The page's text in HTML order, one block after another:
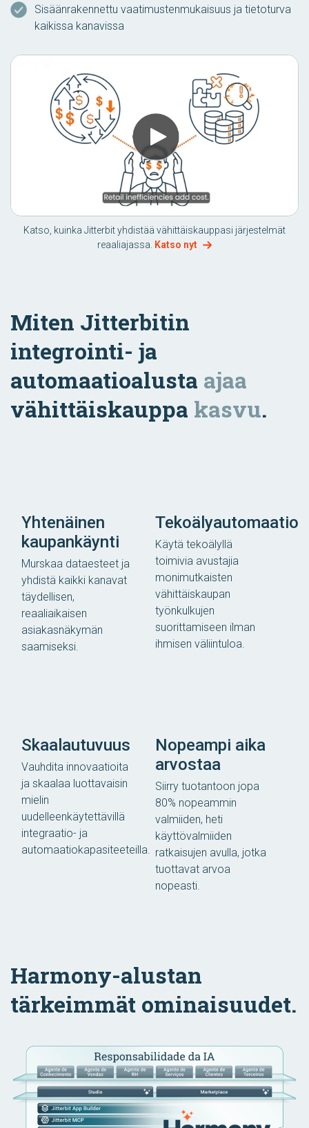
Sisäänrakennettu vaatimustenmukaisuus ja tietoturva
kaikissa kanavissa
Katso, kuinka Jitterbit yhdistää vähittäiskauppasi järjestelmät
reaaliajassa. Katso nyt
Miten Jitterbitin
integrointi- ja
automaatioalusta ajaa
vähittäiskauppa kasvu.
Yhtenäinen
kaupankäynti
Murskaa dataesteet ja
yhdistä kaikki kanavat
täydellisen,
reaaliaikaisen
asiakasnäkymän
saamiseksi.
Tekoälyautomaatio
Käytä tekoälyllä
toimivia avustajia
monimutkaisten
vähittäiskaupan
työnkulkujen
suorittamiseen ilman
ihmisen väliintuloa.
Skaalautuvuus
Vauhdita innovaatioita
ja skaalaa luottavaisin
mielin
uudelleenkäytettävillä
integraatio- ja
automaatiokapasiteeteilla.
Nopeampi aika
arvostaa
Siirry tuotantoon jopa
80% nopeammin
valmiiden, heti
käyttövalmiiden
ratkaisujen avulla, jotka
tuottavat arvoa
nopeasti.
Harmony-alustan
tärkeimmät ominaisuudet.